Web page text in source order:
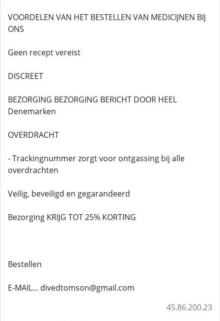
VOORDELEN VAN HET BESTELLEN VAN MEDICIJNEN BIJ
ONS
Geen recept vereist
DISCREET
BEZORGING BEZORGING BERICHT DOOR HEEL
Denemarken
OVERDRACHT
- Trackingnummer zorgt voor ontgassing bij alle
overdrachten
Veilig, beveiligd en gegarandeerd
Bezorging KRIJG TOT 25% KORTING
Bestellen
E-MAIL... divedtomson@gmail.com
45.86.200.23